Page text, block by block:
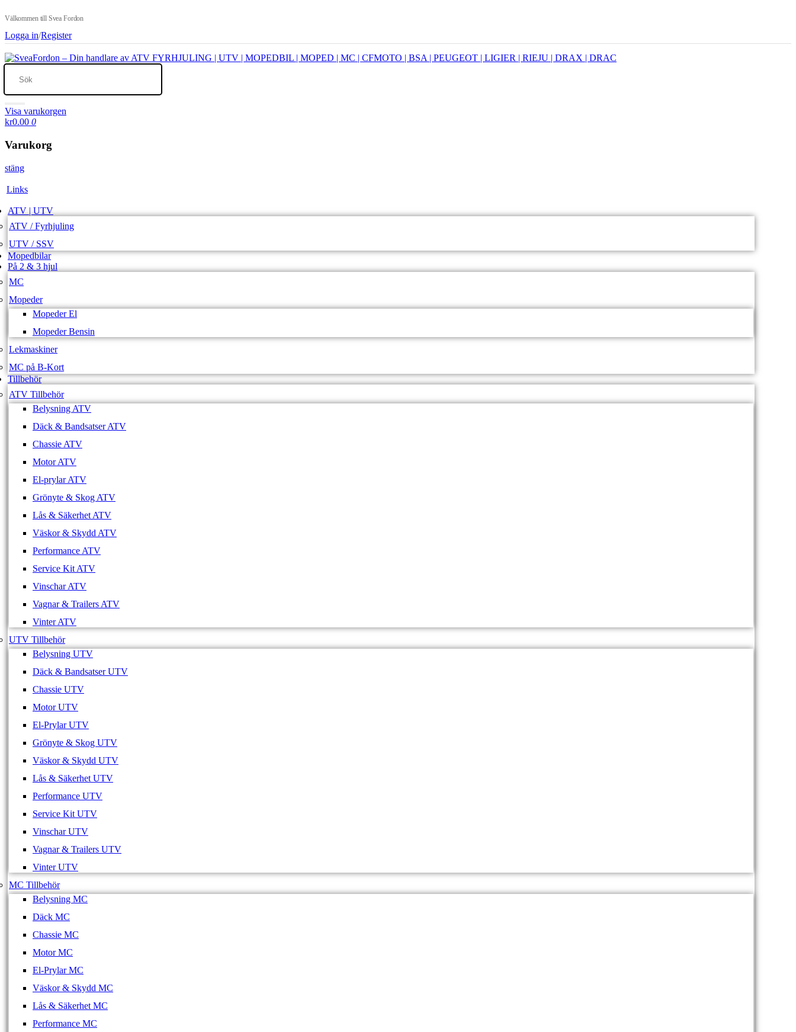
Välkommen till Svea Fordon
Logga in/Register
Visa varukorgen
kr0.00 0
Varukorg
stäng
Links
ATV | UTV
ATV / Fyrhjuling
UTV / SSV
Mopedbilar
På 2 & 3 hjul
MC
Mopeder
Mopeder El
Mopeder Bensin
Lekmaskiner
MC på B-Kort
Tillbehör
ATV Tillbehör
Belysning ATV
Däck & Bandsatser ATV
Chassie ATV
Motor ATV
El-prylar ATV
Grönyte & Skog ATV
Lås & Säkerhet ATV
Väskor & Skydd ATV
Performance ATV
Service Kit ATV
Vinschar ATV
Vagnar & Trailers ATV
Vinter ATV
UTV Tillbehör
Belysning UTV
Däck & Bandsatser UTV
Chassie UTV
Motor UTV
El-Prylar UTV
Grönyte & Skog UTV
Väskor & Skydd UTV
Lås & Säkerhet UTV
Performance UTV
Service Kit UTV
Vinschar UTV
Vagnar & Trailers UTV
Vinter UTV
MC Tillbehör
Belysning MC
Däck MC
Chassie MC
Motor MC
El-Prylar MC
Väskor & Skydd MC
Lås & Säkerhet MC
Performance MC